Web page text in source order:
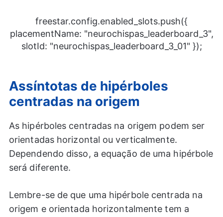
freestar.config.enabled_slots.push({
placementName: "neurochispas_leaderboard_3",
slotId: "neurochispas_leaderboard_3_01" });
Assíntotas de hipérboles
centradas na origem
As hipérboles centradas na origem podem ser
orientadas horizontal ou verticalmente.
Dependendo disso, a equação de uma hipérbole
será diferente.
Lembre-se de que uma hipérbole centrada na
origem e orientada horizontalmente tem a